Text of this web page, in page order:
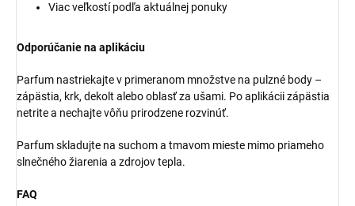
Viac veľkostí podľa aktuálnej ponuky
Odporúčanie na aplikáciu
Parfum nastriekajte v primeranom množstve na pulzné body –
zápästia, krk, dekolt alebo oblasť za ušami. Po aplikácii zápästia
netrite a nechajte vôňu prirodzene rozvinúť.
Parfum skladujte na suchom a tmavom mieste mimo priameho
slnečného žiarenia a zdrojov tepla.
FAQ